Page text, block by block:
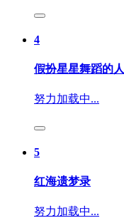
4
假扮星星舞蹈的人
努力加载中...
5
红海遗梦录
努力加载中...